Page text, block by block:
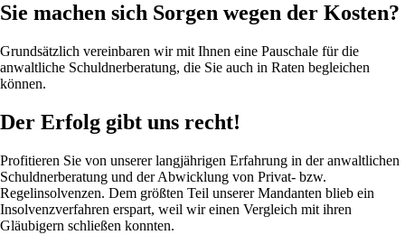
Sie machen sich Sorgen wegen der Kosten?
Grundsätzlich vereinbaren wir mit Ihnen eine Pauschale für die
anwaltliche Schuldnerberatung, die Sie auch in Raten begleichen
können.
Der Erfolg gibt uns recht!
Profitieren Sie von unserer langjährigen Erfahrung in der anwaltlichen
Schuldnerberatung und der Abwicklung von Privat- bzw.
Regelinsolvenzen. Dem größten Teil unserer Mandanten blieb ein
Insolvenzverfahren erspart, weil wir einen Vergleich mit ihren
Gläubigern schließen konnten.